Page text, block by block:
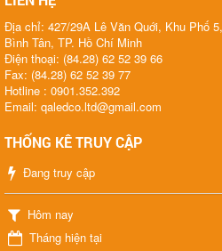
Địa chỉ: 427/29A Lê Văn Quới, Khu Phố
Bình Tân, TP. Hồ Chí Minh
Điện thoại: (84.28) 62 52 39 66
Fax: (84.28) 62 52 39 77
Hotline : 0901.352.392
Email: qaledco.ltd@gmail.com
THỐNG KÊ TRUY CẬP
Đang truy cập
Hôm nay
Tháng hiện tại